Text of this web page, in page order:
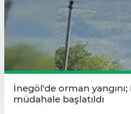
İnegöl'de orman
müdahale başlatıldı